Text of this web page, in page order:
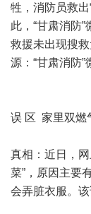
牲，消防员救
此，“甘肃消防
救援未出现搜
源：“甘肃消防”
误 区 家里双燃
真相：近日，
菜”，原因主要
会弄脏衣服。该